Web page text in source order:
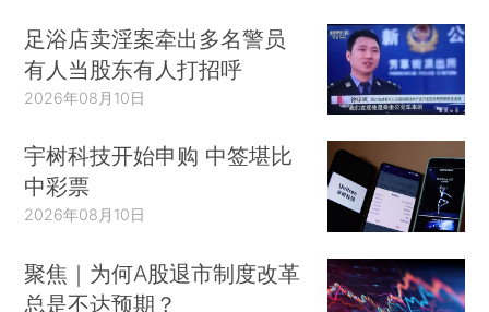
足浴店卖淫案牵出多名警员
有人当股东有人打招呼
2026年08月10日
宇树科技开始申购 中签堪比
中彩票
2026年08月10日
聚焦｜为何A股退市制度改革
总是不达预期？